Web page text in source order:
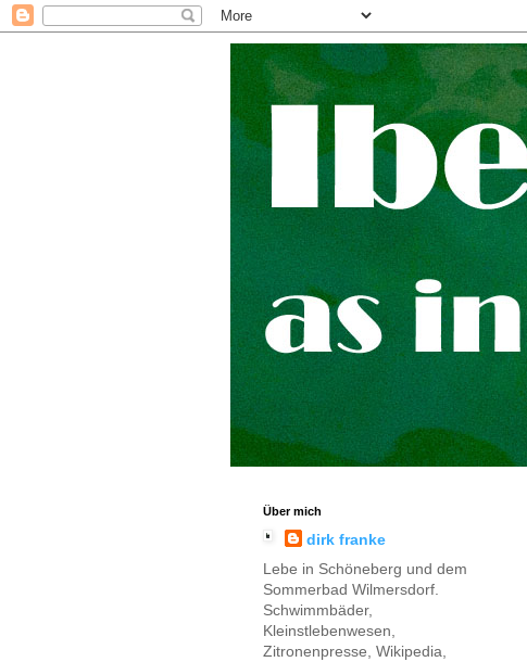
Über mich
dirk franke
Lebe in Schöneberg und dem
Sommerbad Wilmersdorf.
Schwimmbäder,
Kleinstlebenwesen,
Zitronenpresse, Wikipedia,